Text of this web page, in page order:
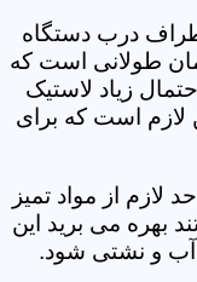
درب دستگاه
طولانی است که
زیاد لاستیک
لازم است که برای
لازم از مواد تمیز
بهره می برید این
آب و نشتی شود.